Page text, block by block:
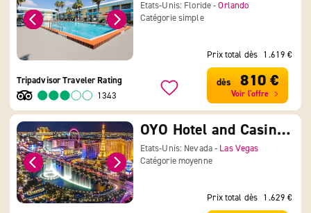
Etats-Unis: Floride -Orlando
Catégorie simple
Tripadvisor Traveler Rating
1343
Prix total dès 1.619 €
dès 810 €
Voir l'offre
OYO Hotel and Casino Las Vegas
Etats-Unis: Nevada - Las Vegas
Catégorie moyenne
Prix total dès 1.629 €